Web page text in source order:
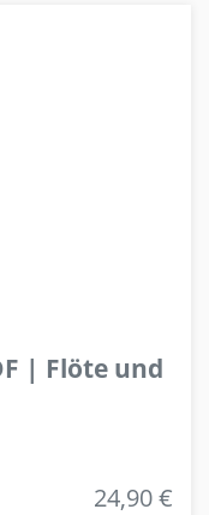
| Flöte und
24,90 €